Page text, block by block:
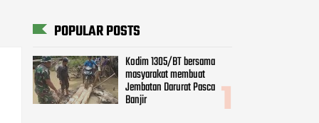
POPULAR POSTS
Kodim 1305/BT bersama
masyarakat membuat
Jembatan Darurat Pasca
Banjir